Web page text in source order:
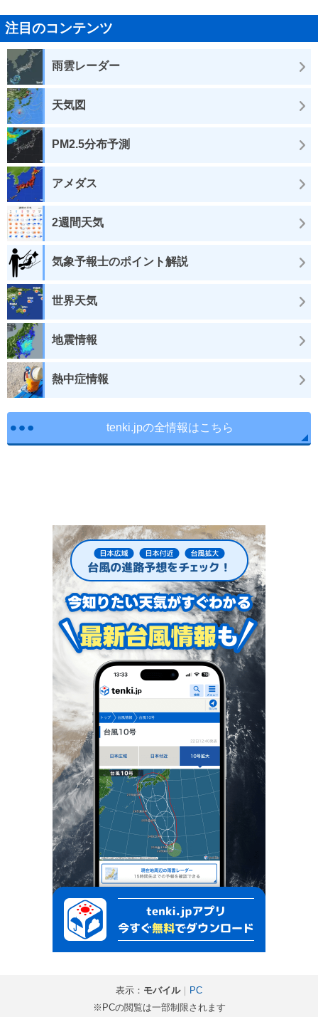
注目のコンテンツ
雨雲レーダー
天気図
PM2.5分布予測
アメダス
2週間天気
気象予報士のポイント解説
世界天気
地震情報
熱中症情報
tenki.jpの全情報はこちら
表示： モバイル｜
PC
※PCの閲覧は一部制限されます